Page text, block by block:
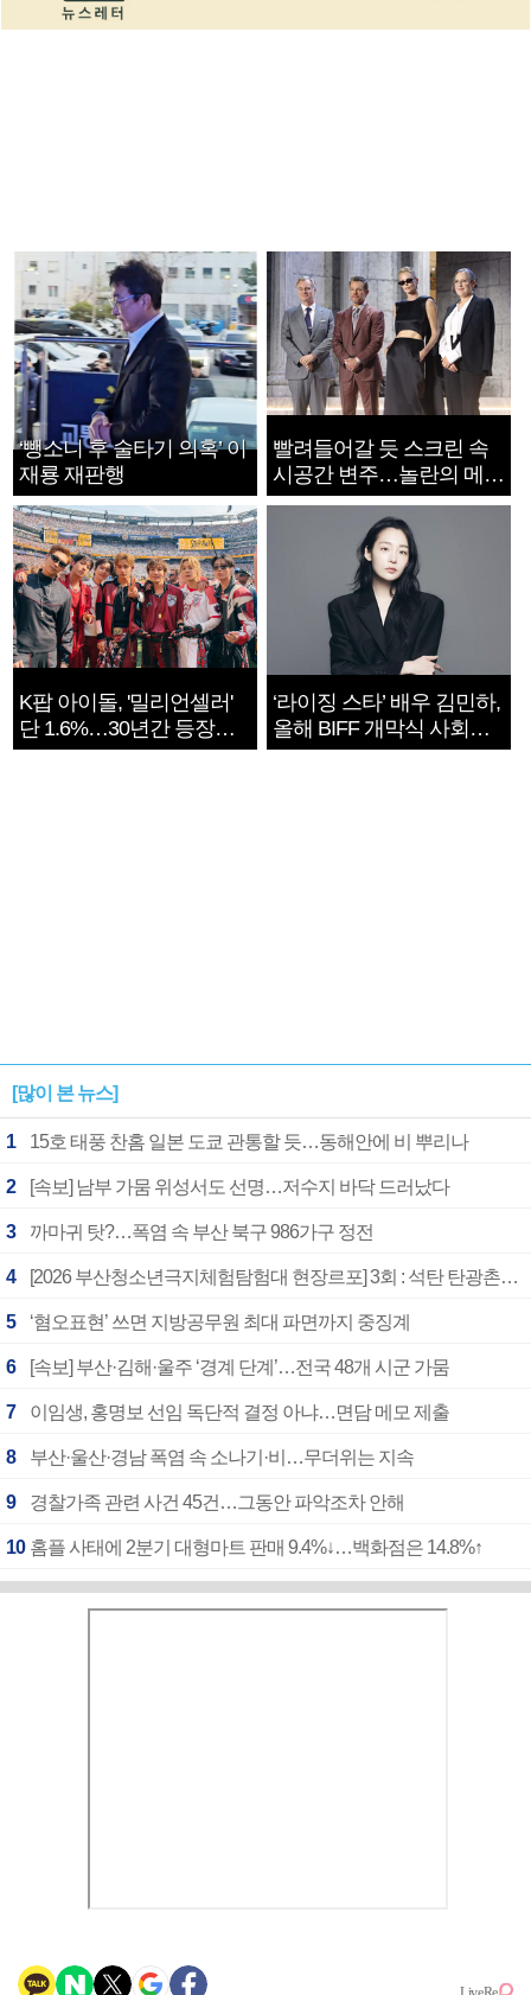
‘뺑소니 후 술타기 의혹’ 이
재룡 재판행
빨려들어갈 듯 스크린 속
시공간 변주…놀란의 메시
지는 ‘전쟁 속죄’
K팝 아이돌, '밀리언셀러'
단 1.6%…30년간 등장
1182개팀 전수조사
‘라이징 스타’ 배우 김민하,
올해 BIFF 개막식 사회자
확정
[많이 본 뉴스]
1 15호 태풍 찬홈 일본 도쿄 관통할 듯…동해안에 비 뿌리나
2 [속보] 남부 가뭄 위성서도 선명…저수지 바닥 드러났다
3 까마귀 탓?…폭염 속 부산 북구 986가구 정전
4 [2026 부산청소년극지체험탐험대 현장르포] 3회 : 석탄 탄광촌에서 북극 연구의 중심지로
5 ‘혐오표현’ 쓰면 지방공무원 최대 파면까지 중징계
6 [속보] 부산·김해·울주 ‘경계 단계’…전국 48개 시군 가뭄
7 이임생, 홍명보 선임 독단적 결정 아냐…면담 메모 제출
8 부산·울산·경남 폭염 속 소나기·비…무더위는 지속
9 경찰가족 관련 사건 45건…그동안 파악조차 안해
10 홈플 사태에 2분기 대형마트 판매 9.4%↓…백화점은 14.8%↑